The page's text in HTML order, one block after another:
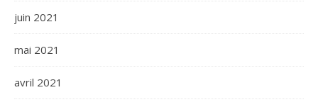
juin 2021
mai 2021
avril 2021